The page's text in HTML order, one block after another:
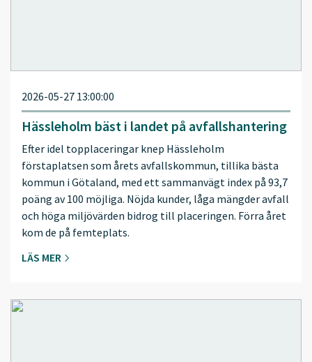
2026-05-27 13:00:00
Hässleholm bäst i landet på avfallshantering
Efter idel topplaceringar knep Hässleholm
förstaplatsen som årets avfallskommun, tillika bästa
kommun i Götaland, med ett sammanvägt index på 93,7
poäng av 100 möjliga. Nöjda kunder, låga mängder avfall
och höga miljövärden bidrog till placeringen. Förra året
kom de på femteplats.
LÄS MER